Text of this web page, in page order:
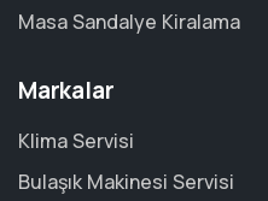
Masa Sandalye Kiralama
Markalar
Klima Servisi
Bulaşık Makinesi Servisi